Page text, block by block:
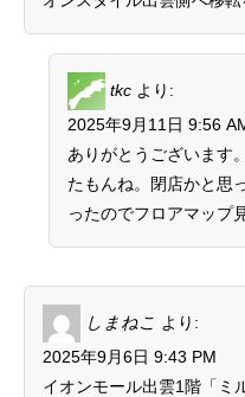
tkc より:
2025年9月11日 9:56
ありがとうございます
たもんね。閉店かと思
ったのでフロアマップ
しまねこ より:
2025年9月6日 9:43 PM
イオンモール出雲1階「ミ